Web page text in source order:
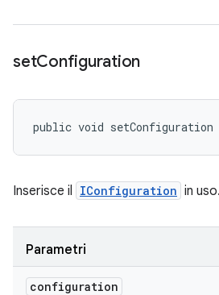
setConfiguration
public void setConfiguration
Inserisce il IConfiguration in uso.
Parametri
configuration